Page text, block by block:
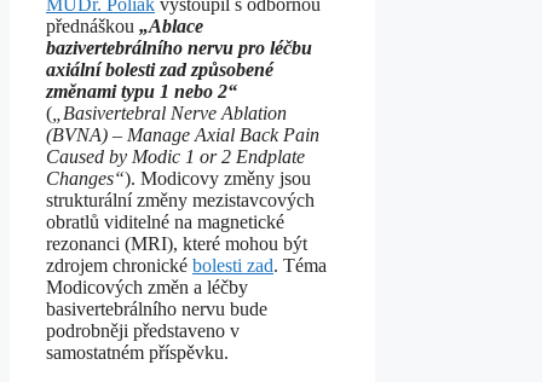
MUDr. Poliak vystoupil s odbornou
přednáškou „Ablace
bazivertebrálního nervu pro léčbu
axiální bolesti zad způsobené
změnami typu 1 nebo 2“
( „Basivertebral Nerve Ablation
(BVNA) – Manage Axial Back Pain
Caused by Modic 1 or 2 Endplate
Changes“). Modicovy změny jsou
strukturální změny mezistavcových
obratlů viditelné na magnetické
rezonanci (MRI), které mohou být
zdrojem chronické bolesti zad. Téma
Modicových změn a léčby
basivertebrálního nervu bude
podrobněji představeno v
samostatném příspěvku.